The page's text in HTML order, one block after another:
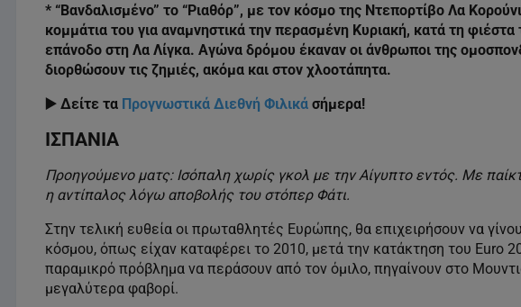
* “Βανδαλισμένο” το “Ριαθόρ”, με τον κόσμο της Ντεπορτίβο Λα
κομμάτια του για αναμνηστικά την περασμένη Κυριακή, κατά τη φιέστα
επάνοδο στη Λα Λίγκα. Αγώνα δρόμου έκαναν οι άνθρωποι της
διορθώσουν τις ζημιές, ακόμα και στον χλοοτάπητα.
▶️ Δείτε τα Προγνωστικά Διεθνή Φιλικά σήμερα!
ΙΣΠΑΝΙΑ
Προηγούμενο ματς: Ισόπαλη χωρίς γκολ με την Αίγυπτο εντός. Με
η αντίπαλος λόγω αποβολής του στόπερ Φάτι.
Στην τελική ευθεία οι πρωταθλητές Ευρώπης, θα επιχειρήσουν να
κόσμου, όπως είχαν καταφέρει το 2010, μετά την κατάκτηση του Euro
παραμικρό πρόβλημα να περάσουν από τον όμιλο, πηγαίνουν στο
μεγαλύτερα φαβορί.
11 Αυγούστου
Τετάρτη
12 Αυγούστου
Πέμπτη
13 Αυγούστου
Παρασκευή
14 Αυγούστου